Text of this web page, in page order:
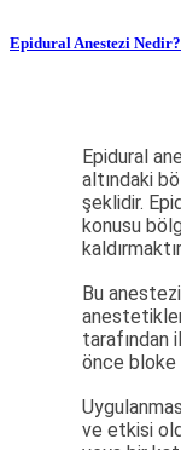
Epidural Anestezi Nedir?
Epidural
altındaki
şeklidir.
konusu
Bu
tarafından
önce bloke
ve etkisi